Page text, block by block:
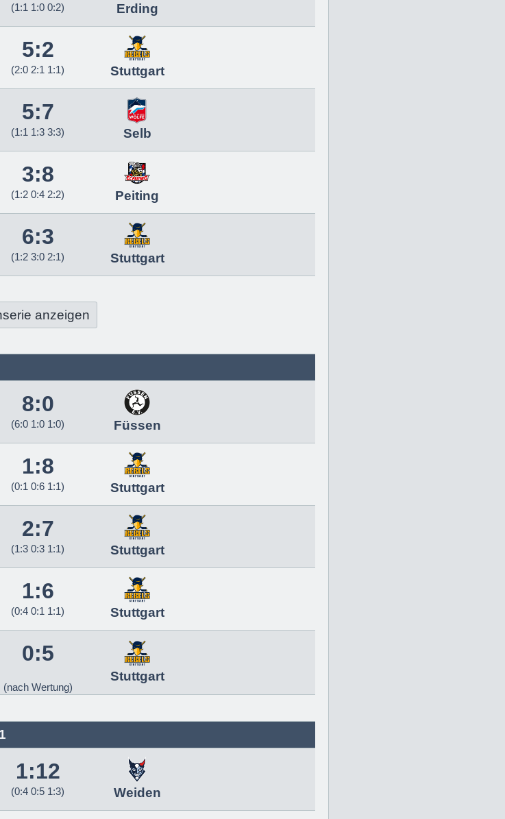
(1:1 1:0 0:2) Erding
5:2
(2:0 2:1 1:1) Stuttgart
5:7
(1:1 1:3 3:3) Selb
3:8
(1:2 0:4 2:2) Peiting
6:3
(1:2 3:0 2:1) Stuttgart
anzeigen
8:0
(6:0 1:0 1:0) Füssen
1:8
(0:1 0:6 1:1) Stuttgart
2:7
(1:3 0:3 1:1) Stuttgart
1:6
(0:4 0:1 1:1) Stuttgart
0:5
(nach Wertung)
Stuttgart
1:12
(0:4 0:5 1:3) Weiden